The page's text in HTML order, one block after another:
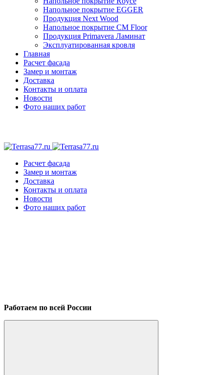
Напольное покрытие EGGER
Продукция Next Wood
Напольное покрытие CM Floor
Продукция Primavera Ламинат
Эксплуатированная кровля
Главная
Расчет фасада
Замер и монтаж
Доставка
Контакты и оплата
Новости
Фото наших работ
Расчет фасада
Замер и монтаж
Доставка
Контакты и оплата
Новости
Фото наших работ
Работаем по всей России